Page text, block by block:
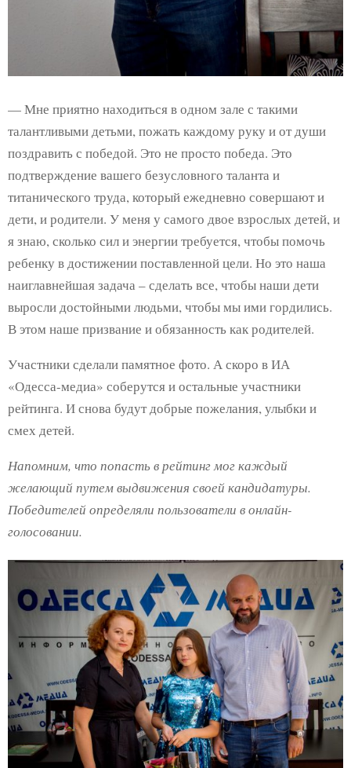
— Мне приятно находиться в одном зале с такими
талантливыми детьми, пожать каждому руку и от души
поздравить с победой. Это не просто победа. Это
подтверждение вашего безусловного таланта и
титанического труда, который ежедневно совершают и
дети, и родители. У меня у самого двое взрослых детей, и
я знаю, сколько сил и энергии требуется, чтобы помочь
ребенку в достижении поставленной цели. Но это наша
наиглавнейшая задача – сделать все, чтобы наши дети
выросли достойными людьми, чтобы мы ими гордились.
В этом наше призвание и обязанность как родителей.
Участники сделали памятное фото. А скоро в ИА
«Одесса-медиа» соберутся и остальные участники
рейтинга. И снова будут добрые пожелания, улыбки и
смех детей.
Напомним, что попасть в рейтинг мог каждый
желающий путем выдвижения своей кандидатуры.
Победителей определяли пользователи в онлайн-
голосовании.